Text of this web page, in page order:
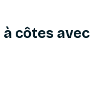
à côtes avec